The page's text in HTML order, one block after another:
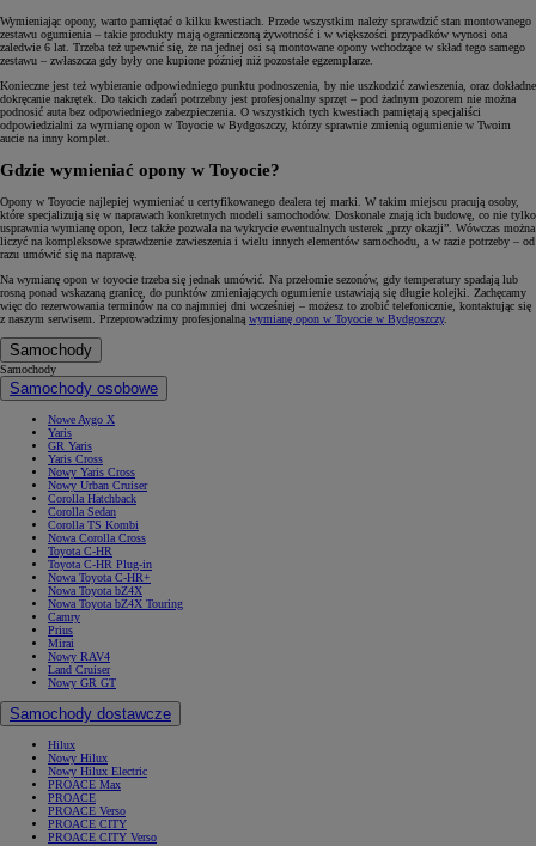
Wymieniając opony, warto pamiętać o kilku kwestiach. Przede wszystkim należy sprawdzić stan montowanego
zestawu ogumienia – takie produkty mają ograniczoną żywotność i w większości przypadków wynosi ona
zaledwie 6 lat. Trzeba też upewnić się, że na jednej osi są montowane opony wchodzące w skład tego samego
zestawu – zwłaszcza gdy były one kupione później niż pozostałe egzemplarze.
Konieczne jest też wybieranie odpowiedniego punktu podnoszenia, by nie uszkodzić zawieszenia, oraz dokładne
dokręcanie nakrętek. Do takich zadań potrzebny jest profesjonalny sprzęt – pod żadnym pozorem nie można
podnosić auta bez odpowiedniego zabezpieczenia. O wszystkich tych kwestiach pamiętają specjaliści
odpowiedzialni za wymianę opon w Toyocie w Bydgoszczy, którzy sprawnie zmienią ogumienie w Twoim
aucie na inny komplet.
Gdzie wymieniać opony w Toyocie?
Opony w Toyocie najlepiej wymieniać u certyfikowanego dealera tej marki. W takim miejscu pracują osoby,
które specjalizują się w naprawach konkretnych modeli samochodów. Doskonale znają ich budowę, co nie tylko
usprawnia wymianę opon, lecz także pozwala na wykrycie ewentualnych usterek „przy okazji”. Wówczas można
liczyć na kompleksowe sprawdzenie zawieszenia i wielu innych elementów samochodu, a w razie potrzeby – od
razu umówić się na naprawę.
Na wymianę opon w toyocie trzeba się jednak umówić. Na przełomie sezonów, gdy temperatury spadają lub
rosną ponad wskazaną granicę, do punktów zmieniających ogumienie ustawiają się długie kolejki. Zachęcamy
więc do rezerwowania terminów na co najmniej dni wcześniej – możesz to zrobić telefonicznie, kontaktując się
z naszym serwisem. Przeprowadzimy profesjonalną wymianę opon w Toyocie w Bydgoszczy.
Samochody
Samochody
Samochody osobowe
Nowe Aygo X
Yaris
GR Yaris
Yaris Cross
Nowy Yaris Cross
Nowy Urban Cruiser
Corolla Hatchback
Corolla Sedan
Corolla TS Kombi
Nowa Corolla Cross
Toyota C-HR
Toyota C-HR Plug-in
Nowa Toyota C-HR+
Nowa Toyota bZ4X
Nowa Toyota bZ4X Touring
Camry
Prius
Mirai
Nowy RAV4
Land Cruiser
Nowy GR GT
Samochody dostawcze
Hilux
Nowy Hilux
Nowy Hilux Electric
PROACE Max
PROACE
PROACE Verso
PROACE CITY
PROACE CITY Verso